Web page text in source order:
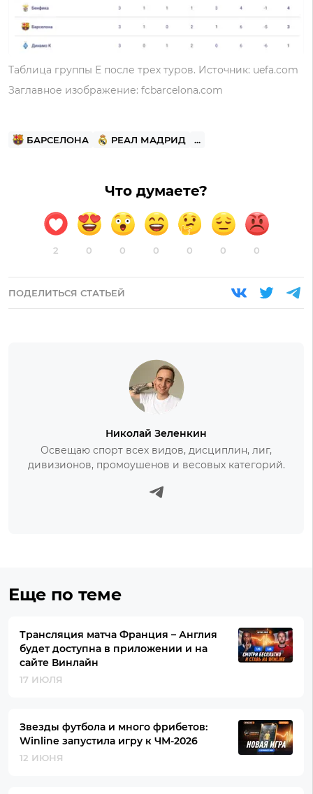
Таблица группы Е после трех туров. Источник: uefa.com
Заглавное изображение: fcbarcelona.com
БАРСЕЛОНА РЕАЛ МАДРИД ...
Что думаете?
2 0 0 0 0 0 0
ПОДЕЛИТЬСЯ СТАТЬЕЙ
Николай Зеленкин
Освещаю спорт всех видов, дисциплин, лиг,
дивизионов, промоушенов и весовых категорий.
Еще по теме
Трансляция матча Франция – Англия
будет доступна в приложении и на
сайте Винлайн
17 ИЮЛЯ
Звезды футбола и много фрибетов:
Winline запустила игру к ЧМ-2026
12 ИЮНЯ